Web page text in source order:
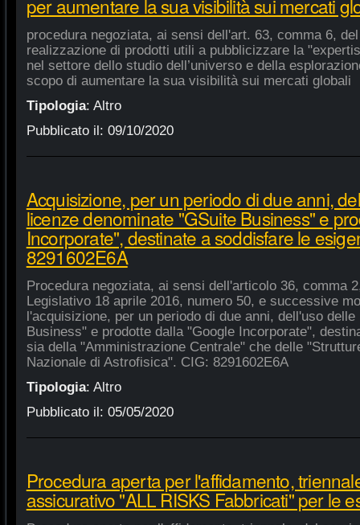
per aumentare la sua visibilità sui mercati
procedura negoziata, ai sensi dell'art. 63, comma 6,
realizzazione di prodotti utili a pubblicizzare la
nel settore dello studio dell’universo e della
scopo di aumentare la sua visibilità sui mercati globali
Tipologia: Altro
Pubblicato il: 09/10/2020
Acquisizione, per un periodo di due anni,
licenze denominate "GSuite Business" e
Incorporate", destinate a soddisfare le
8291602E6A
Procedura negoziata, ai sensi dell'articolo 36, comma
Legislativo 18 aprile 2016, numero 50, e successive
l'acquisizione, per un periodo di due anni, dell'uso
Business" e prodotte dalla "Google Incorporate",
sia della "Amministrazione Centrale" che delle
Nazionale di Astrofisica". CIG: 8291602E6A
Tipologia: Altro
Pubblicato il: 05/05/2020
Procedura aperta per l'affidamento,
assicurativo "ALL RISKS Fabbricati" per le